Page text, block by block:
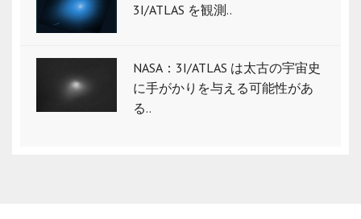
3I/ATLAS を観測..
NASA：3I/ATLAS は太古の宇宙史
に手がかりを与える可能性があ
る..